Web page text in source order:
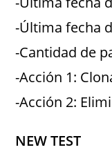
-Última fecha
-Cantidad de
-Acción 1:
-Acción 2:
NEW TEST